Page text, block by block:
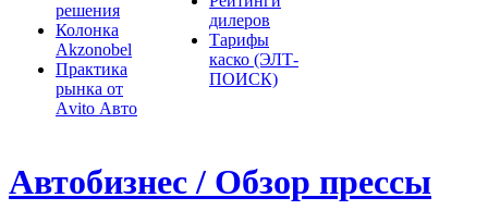
решения
Колонка
Akzonobel
Практика
рынка от
Аvito Авто
дилеров
Тарифы
каско (ЭЛТ-
ПОИСК)
Автобизнес / Обзор прессы